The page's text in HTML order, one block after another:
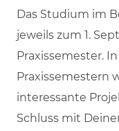
Das Studium im
jeweils zum 1.
Praxissemester.
Praxissemestern
interessante
Schluss mit